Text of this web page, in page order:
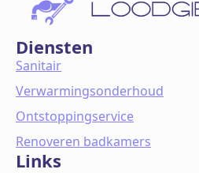
Diensten
Sanitair
Verwarmingsonderhoud
Ontstoppingservice
Renoveren badkamers
Links